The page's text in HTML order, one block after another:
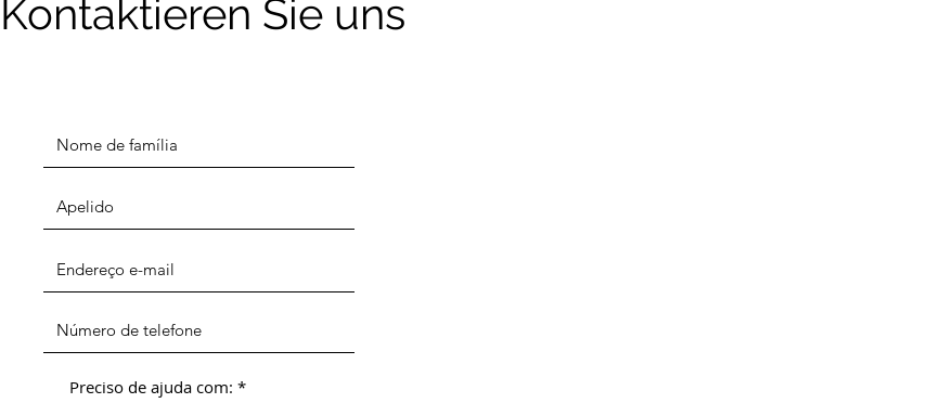
Kontaktieren Sie uns
Preciso de ajuda com: *O